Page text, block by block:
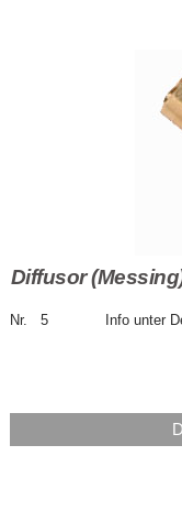
Diffusor
Nr. 5 Info unter